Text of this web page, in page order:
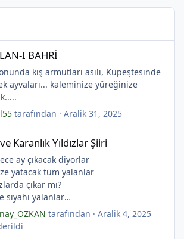
I BAHRİ
kış armutları asılı, Küpeştesinde
ayvaları... kaleminize yüreğinize
tarafından · Aralik 31, 2025
Karanlık Yıldızlar Şiiri
ay çıkacak diyorlar
yatacak tüm yalanlar
çıkar mı?
siyahı yalanlar
karanlık yıldızlar
etmişler
kızıl, kızıl
tarafından · Aralik 4, 2025